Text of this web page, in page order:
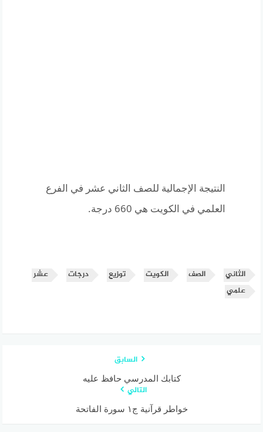
النتيجة الإجمالية للصف الثاني عشر في الفرع
العلمي في الكويت هي 660 درجة.
الثاني الصف الكويت توزيع درجات
عشر
علمي
السابق
كتابك المدرسي حافظ عليه
التالي
خواطر قرآنية ج١ سورة الفاتحة